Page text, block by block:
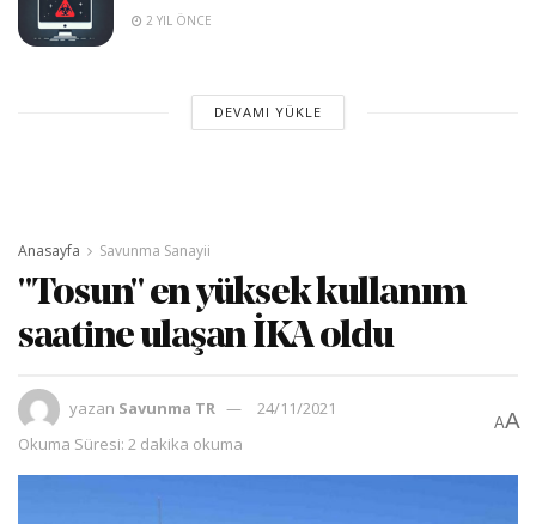
2 YIL ÖNCE
DEVAMI YÜKLE
Anasayfa Savunma Sanayii
"Tosun" en yüksek kullanım
saatine ulaşan İKA oldu
yazan Savunma TR
24/11/2021
Okuma Süresi: 2 dakika okuma
AA